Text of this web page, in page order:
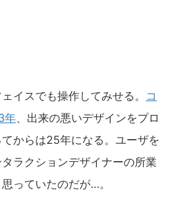
イスでも操作してみせる。 コ
年、出来の悪いデザインをプロ
からは25年になる。ユーザを
ラクションデザイナーの所業
っていたのだが…。